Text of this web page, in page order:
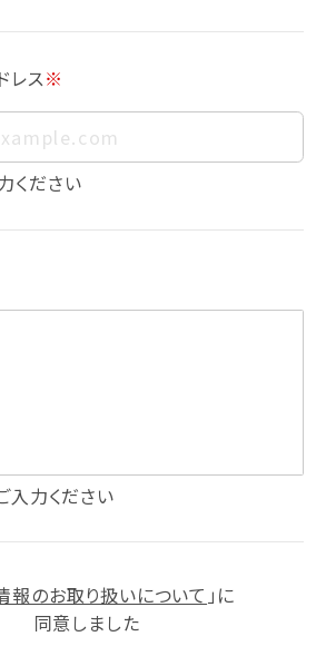
用目的について
、これらの目的達成の範囲を超
人情報を利用することはありま
個人認証
プログラムの運営
ンの配信
関する規約等の変更の通知
コミ情報、写真の本サービスへの
ン、お知らせ、広告等の配信
からのお問い合わせへの対応
レス※
ください
力ください
報のお取り扱いについて 」に
同意しました